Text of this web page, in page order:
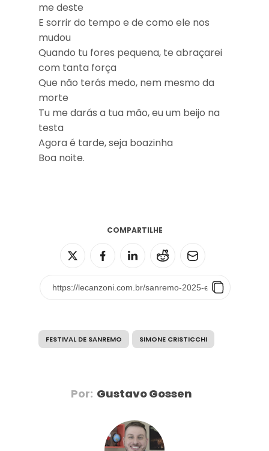
me deste
E sorrir do tempo e de como ele nos
mudou
Quando tu fores pequena, te abraçarei
com tanta força
Que não terás medo, nem mesmo da
morte
Tu me darás a tua mão, eu um beijo na
testa
Agora é tarde, seja boazinha
Boa noite.
COMPARTILHE
FESTIVAL DE SANREMO SIMONE CRISTICCHI
Por: Gustavo Gossen